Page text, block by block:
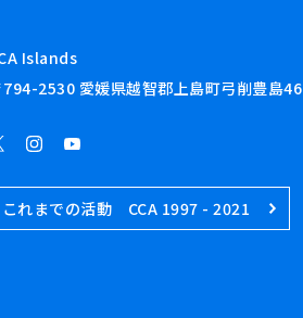
Islands
794-2530 愛媛県越智郡上島町弓削豊島46
これまでの活動 CCA 1997 - 2021